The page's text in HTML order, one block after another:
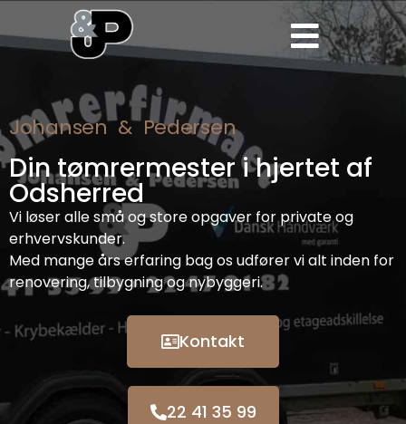
Johansen & Pedersen
Din tømrermester i hjertet af
Odsherred
Vi løser alle små og store opgaver for private og
erhvervskunder.
Med mange års erfaring bag os udfører vi alt inden for
renovering, tilbygning og nybyggeri.
Kontakt
22 41 35 99